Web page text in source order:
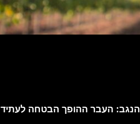
הנגב: העבר ההופך הבטחה לעתיד